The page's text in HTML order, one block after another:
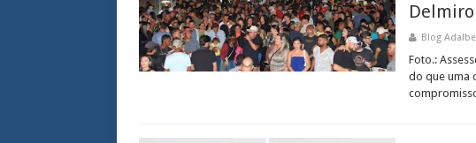
Blog
Foto.:
do que uma